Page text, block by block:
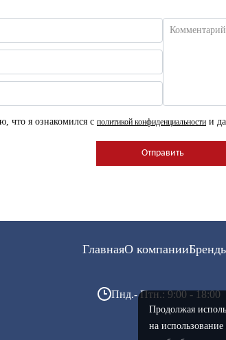
Комментарий
что я ознакомился с политикой конфиденциальности и
Продолжая
на использование
ГлавнаяО компании
Пнд.- Птн.: 9:00 - 18:00